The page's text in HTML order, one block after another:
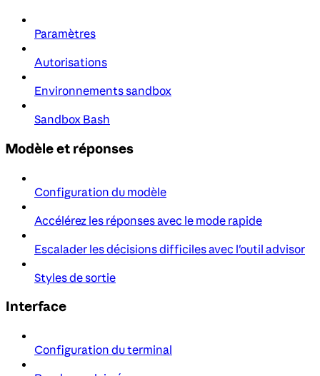
Paramètres
Autorisations
Environnements sandbox
Sandbox Bash
Modèle et réponses
Configuration du modèle
Accélérez les réponses avec le mode rapide
Escalader les décisions difficiles avec l'outil advisor
Styles de sortie
Interface
Configuration du terminal